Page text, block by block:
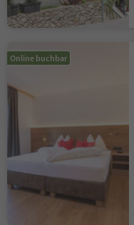
Online buchbar